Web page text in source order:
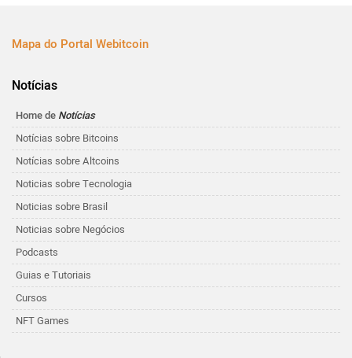
Mapa do Portal Webitcoin
Notícias
Home de Notícias
Notícias sobre Bitcoins
Notícias sobre Altcoins
Noticias sobre Tecnologia
Noticias sobre Brasil
Noticias sobre Negócios
Podcasts
Guias e Tutoriais
Cursos
NFT Games